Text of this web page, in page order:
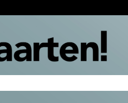
Ingelogd